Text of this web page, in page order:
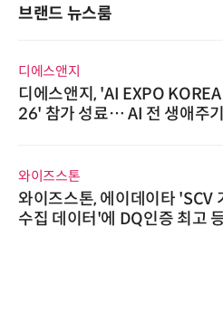
브랜드 뉴스룸
디에스앤지
디에스앤지, 'AI EXPO
26' 참가 성료… AI 전 생애주
와이즈스톤
와이즈스톤, 에이데이타 'SCV
수집 데이터'에 DQ인증 최고